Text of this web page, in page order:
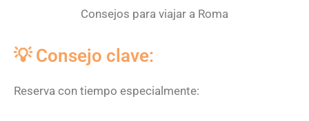
Consejos para viajar a Roma
💡 Consejo clave:
Reserva con tiempo especialmente: